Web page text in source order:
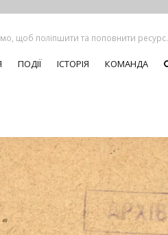
щоб поліпшити та поповнити ресурс.
ПОДІЇ ІСТОРІЯ КОМАНДА